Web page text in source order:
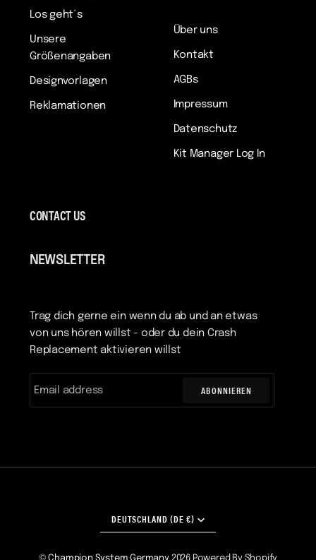
Los geht´s
Unsere
Größenangaben
Designvorlagen
Reklamationen
Über uns
Kontakt
AGBs
Impressum
Datenschutz
Kit Manager Log In
CONTACT US
NEWSLETTER
Trag dich gerne ein wenn du ab und an etwas
von uns hören willst - oder du dein Crash
Replacement aktivieren willst
ABONNIEREN
WÄHRUNG
DEUTSCHLAND (DE €)